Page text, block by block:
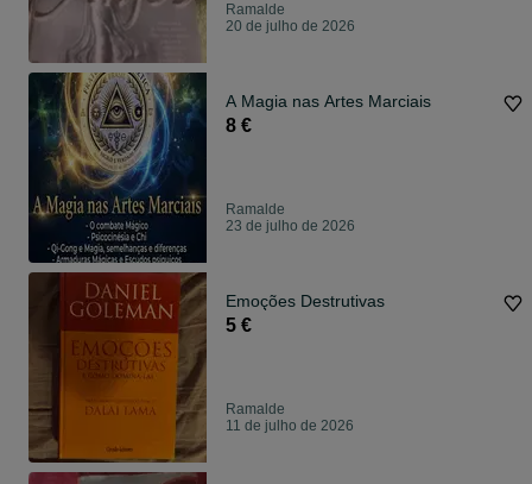
Ramalde
20 de julho de 2026
A Magia nas Artes Marciais
8 €
Ramalde
23 de julho de 2026
Emoções Destrutivas
5 €
Ramalde
11 de julho de 2026